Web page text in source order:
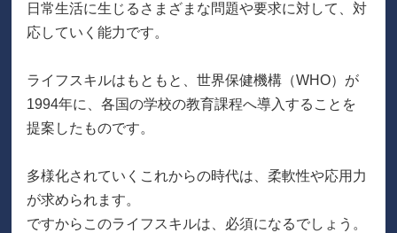
日常生活に生じるさまざまな問題や要求に対して、対
応していく能力です。
ライフスキルはもともと、世界保健機構（WHO）が
1994年に、各国の学校の教育課程へ導入することを
提案したものです。
多様化されていくこれからの時代は、柔軟性や応用力
が求められます。
ですからこのライフスキルは、必須になるでしょう。